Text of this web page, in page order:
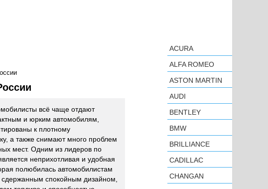
всё чаще отдают
и юрким автомобилям,
к плотному
а также снимают много проблем
мест. Одним из лидеров по
неприхотливая и удобная
полюбилась автомобилистам
спокойным дизайном,
ACURA
ALFA ROMEO
ASTON MARTIN
AUDI
BENTLEY
BMW
BRILLIANCE
CADILLAC
CHANGAN